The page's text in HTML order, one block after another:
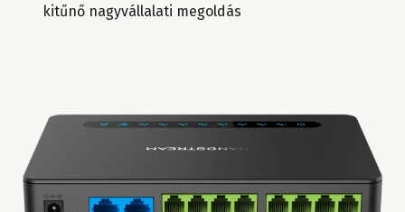
kitűnő nagyvállalati megoldás